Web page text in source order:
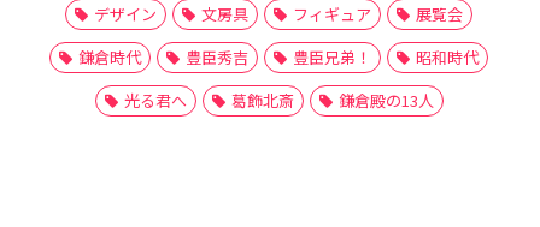
デザイン
文房具 フィギュア
展覧会
鎌倉時代
豊臣秀吉 豊臣兄弟！
昭和時代
光る君へ
葛飾北斎 鎌倉殿の13人